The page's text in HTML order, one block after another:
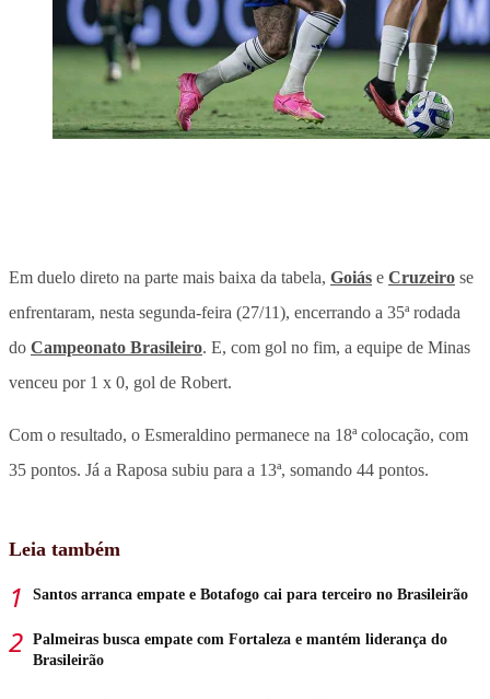
Em duelo direto na parte mais baixa da tabela, Goiás e Cruzeiro se
enfrentaram, nesta segunda-feira (27/11), encerrando a 35ª rodada
do Campeonato Brasileiro. E, com gol no fim, a equipe de Minas
venceu por 1 x 0, gol de Robert.
Com o resultado, o Esmeraldino permanece na 18ª colocação, com
35 pontos. Já a Raposa subiu para a 13ª, somando 44 pontos.
Leia também
Santos arranca empate e Botafogo cai para terceiro no Brasileirão
Palmeiras busca empate com Fortaleza e mantém liderança do
Brasileirão